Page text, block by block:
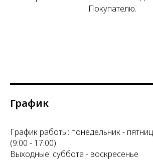
Покупателю.
График
График работы: понедельник -
(9:00 - 17:00)
Выходные: суббота - воскресенье